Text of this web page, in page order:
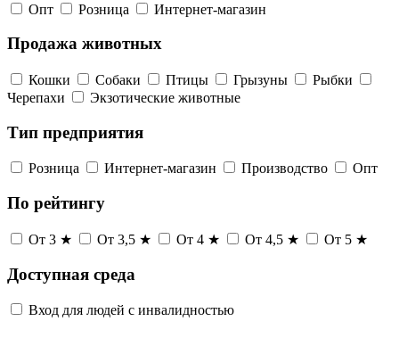
Опт Розница Интернет-магазин
Продажа животных
Кошки Собаки Птицы Грызуны
Рыбки
Черепахи
Экзотические животные
Тип предприятия
Розница Интернет-магазин Производство Опт
По рейтингу
От 3 ★ От 3,5 ★ От 4 ★ От 4,5 ★ От 5 ★
Доступная среда
Вход для людей с инвалидностью